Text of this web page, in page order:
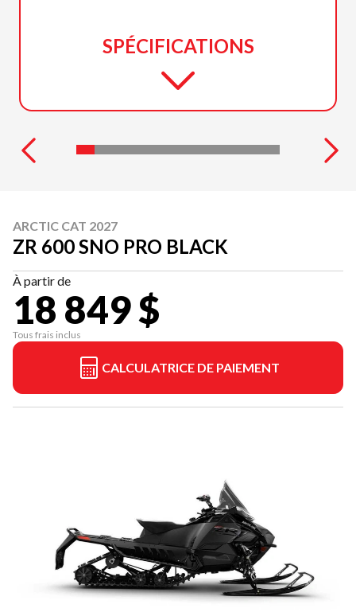
SPÉCIFICATIONS
ARCTIC CAT 2027
ZR 600 SNO PRO BLACK
À partir de
18 849 $
Tous frais inclus
CALCULATRICE DE PAIEMENT